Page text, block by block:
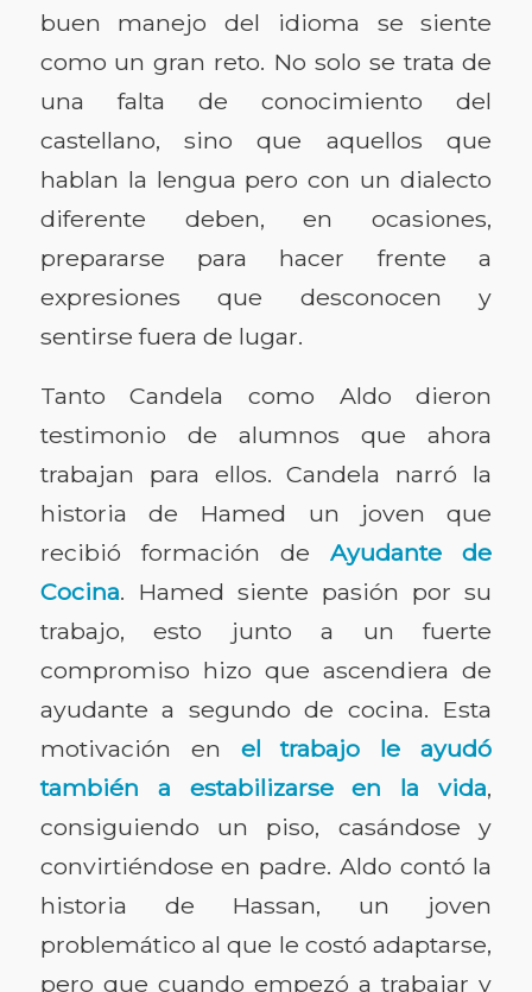
buen manejo del idioma se siente
como un gran reto. No solo se trata de
una falta de conocimiento del
castellano, sino que aquellos que
hablan la lengua pero con un dialecto
diferente deben, en ocasiones,
prepararse para hacer frente a
expresiones que desconocen y
sentirse fuera de lugar.
Tanto Candela como Aldo dieron
testimonio de alumnos que ahora
trabajan para ellos. Candela narró la
historia de Hamed un joven que
recibió formación deAyudante de
Cocina. Hamed siente pasión por su
trabajo, esto junto a un fuerte
compromiso hizo que ascendiera de
ayudante a segundo de cocina. Esta
motivación en el trabajo le ayudó
también a estabilizarse en la vida,
consiguiendo un piso, casándose y
convirtiéndose en padre. Aldo contó la
historia de Hassan, un joven
problemático al que le costó adaptarse,
pero que cuando empezó a trabajar y